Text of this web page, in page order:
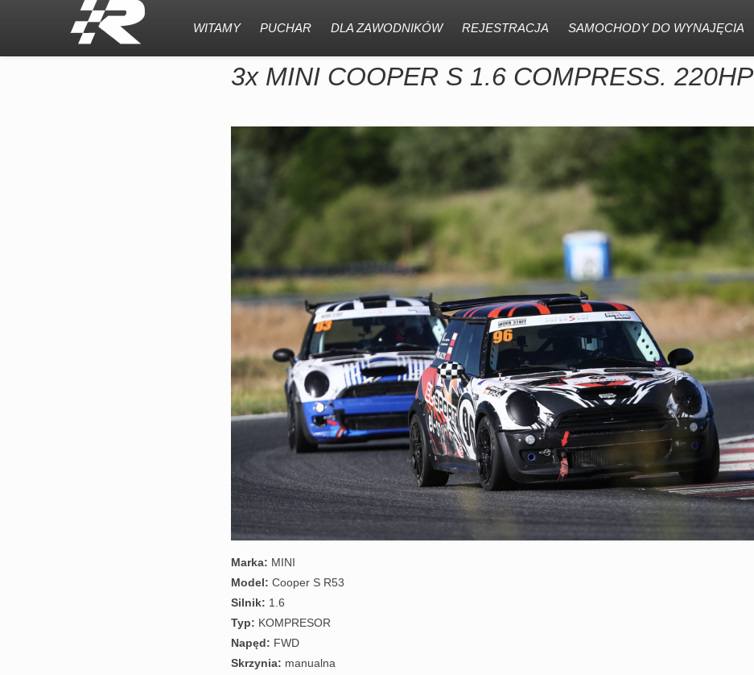
WITAMY PUCHAR DLA ZAWODNIKÓW REJESTRACJA SAMOCHODY DO WYNAJĘCIA
3x MINI COOPER S 1.6 COMPRESS. 220HP
Marka: MINI
Model: Cooper S R53
Silnik: 1.6
Typ: KOMPRESOR
Napęd: FWD
Skrzynia: manualna